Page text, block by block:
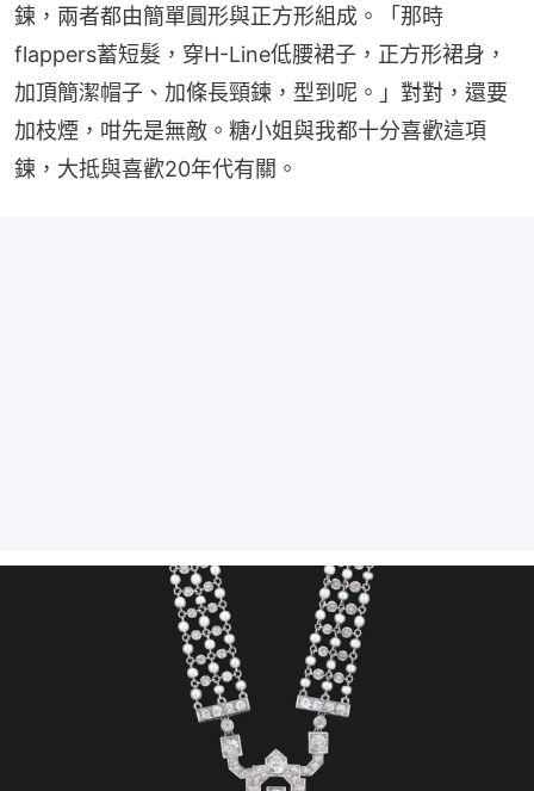
鍊，兩者都由簡單圓形與正方形組成。「那時
flappers蓄短髮，穿H-Line低腰裙子，正方形裙身，
加頂簡潔帽子、加條長頸鍊，型到呢。」對對，還要
加枝煙，咁先是無敵。糖小姐與我都十分喜歡這項
鍊，大抵與喜歡20年代有關。